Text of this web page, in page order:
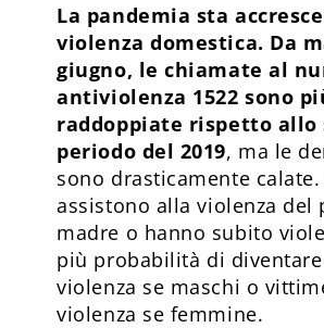
La pandemia sta
violenza domestica. Da
giugno, le chiamate al
antiviolenza 1522 sono
raddoppiate rispetto allo
periodo del 2019, ma le
sono drasticamente
assistono alla violenza del
madre o hanno subito
più probabilità di
violenza se maschi o
violenza se femmine.